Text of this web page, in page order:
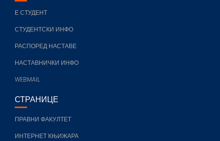
k
Е СТУДЕНТ
СТУДЕНТСКИ ИНФО
РАСПОРЕД НАСТАВЕ
НАСТАВНИЧКИ ИНФО
WEBMAIL
СТРАНИЦЕ
ПРАВНИ ФАКУЛТЕТ
ИНТЕРНЕТ КЊИЖАРА